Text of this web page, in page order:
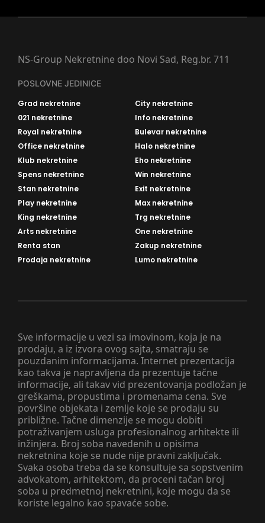
Sve informacije u vezi sa imovinom, koja je na
prodaju, a iz izvora ovog sajta, smatraju se
pouzdanim informacijama. Internet prezentacija
kao takva je napravljena da prezentuje tačne
informacije, ali takav vid prezentovanja podložan je
greškama, propustima i promenama cena. Sve
površine objekata i zemlje koje se prodaju su
približne. Tačne dimenzije se mogu dobiti
potraživanjem usluga profesionalnog arhitekte ili
inžinjera. Broj soba navedenih u opisima
nekretnina koje se nude nije pravni zaključak.
Svaka osoba treba da se konsultuje sa sopstvenim
advokatom, arhitektom, da proceni tačan broj
soba u predmetnoj nekretnini, koje mogu da se
koriste legalno kao spavaće sobe.
NS-Group Nekretnine doo Novi Sad, Reg.br. 711
POSLOVNE JEDINICE
Grad nekretnine
City nekretnine
021 nekretnine
Info nekretnine
Royal nekretnine
Bulevar nekretnine
Office nekretnine
Halo nekretnine
Klub nekretnine
Eho nekretnine
Spens nekretnine
Win nekretnine
Stan nekretnine
Exit nekretnine
Play nekretnine
Max nekretnine
King nekretnine
Trg nekretnine
Arts nekretnine
One nekretnine
Renta stan
Zakup nekretnine
Prodaja nekretnine
Lumo nekretnine